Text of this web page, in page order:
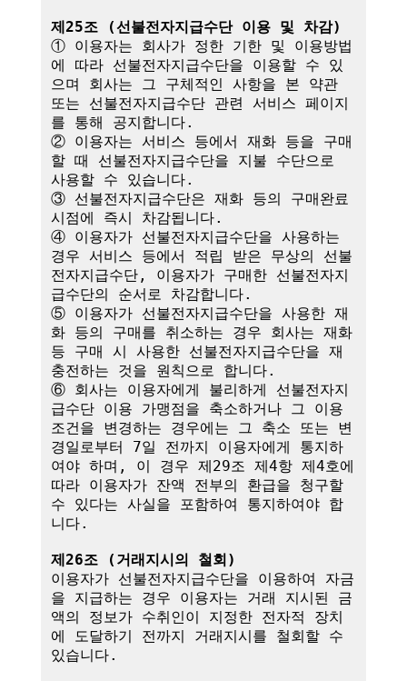
제25조 (선불전자지급수단 이용 및 차감)
① 이용자는 회사가 정한 기한 및 이용방법
에 따라 선불전자지급수단을 이용할 수 있
으며 회사는 그 구체적인 사항을 본 약관
또는 선불전자지급수단 관련 서비스 페이지
를 통해 공지합니다.
② 이용자는 서비스 등에서 재화 등을 구매
할 때 선불전자지급수단을 지불 수단으로
사용할 수 있습니다.
③ 선불전자지급수단은 재화 등의 구매완료
시점에 즉시 차감됩니다.
④ 이용자가 선불전자지급수단을 사용하는
경우 서비스 등에서 적립 받은 무상의 선불
전자지급수단, 이용자가 구매한 선불전자지
급수단의 순서로 차감합니다.
⑤ 이용자가 선불전자지급수단을 사용한 재
화 등의 구매를 취소하는 경우 회사는 재화
등 구매 시 사용한 선불전자지급수단을 재
충전하는 것을 원칙으로 합니다.
⑥ 회사는 이용자에게 불리하게 선불전자지
급수단 이용 가맹점을 축소하거나 그 이용
조건을 변경하는 경우에는 그 축소 또는 변
경일로부터 7일 전까지 이용자에게 통지하
여야 하며, 이 경우 제29조 제4항 제4호에
따라 이용자가 잔액 전부의 환급을 청구할
수 있다는 사실을 포함하여 통지하여야 합
니다.
제26조 (거래지시의 철회)
이용자가 선불전자지급수단을 이용하여 자금
을 지급하는 경우 이용자는 거래 지시된 금
액의 정보가 수취인이 지정한 전자적 장치
에 도달하기 전까지 거래지시를 철회할 수
있습니다.